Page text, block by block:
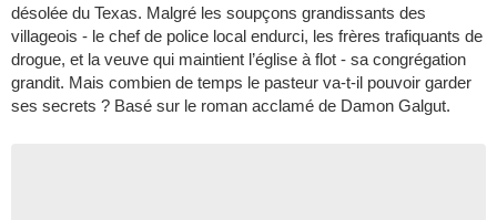
désolée du Texas. Malgré les soupçons grandissants des
villageois - le chef de police local endurci, les frères trafiquants de
drogue, et la veuve qui maintient l’église à flot - sa congrégation
grandit. Mais combien de temps le pasteur va-t-il pouvoir garder
ses secrets ? Basé sur le roman acclamé de Damon Galgut.